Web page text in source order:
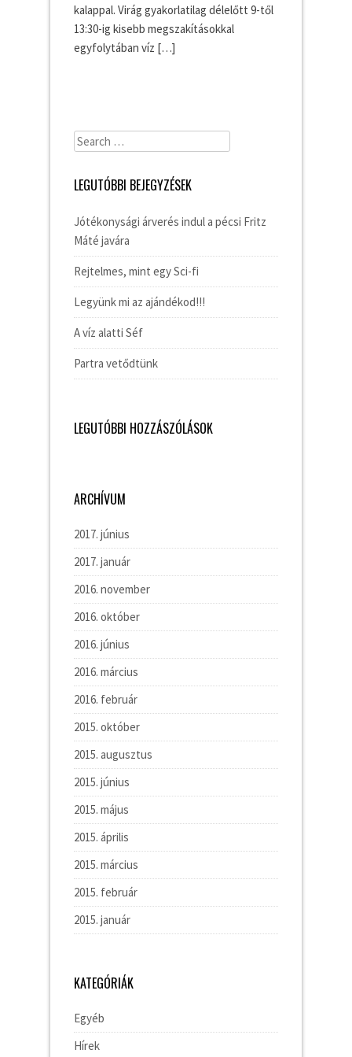
kalappal. Virág gyakorlatilag délelőtt 9-től
13:30-ig kisebb megszakításokkal
egyfolytában víz […]
Search
LEGUTÓBBI BEJEGYZÉSEK
Jótékonysági árverés indul a pécsi Fritz
Máté javára
Rejtelmes, mint egy Sci-fi
Legyünk mi az ajándékod!!!
A víz alatti Séf
Partra vetődtünk
LEGUTÓBBI HOZZÁSZÓLÁSOK
ARCHÍVUM
2017. június
2017. január
2016. november
2016. október
2016. június
2016. március
2016. február
2015. október
2015. augusztus
2015. június
2015. május
2015. április
2015. március
2015. február
2015. január
KATEGÓRIÁK
Egyéb
Hírek